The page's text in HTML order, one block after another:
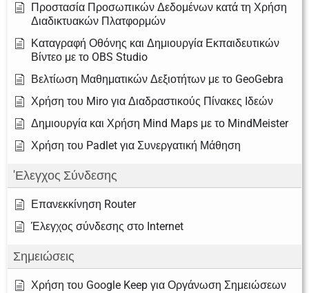
Προστασία Προσωπικών Δεδομένων κατά τη Χρήση
Διαδικτυακών Πλατφορμών
Καταγραφή Οθόνης και Δημιουργία Εκπαιδευτικών
Βίντεο με το OBS Studio
Βελτίωση Μαθηματικών Δεξιοτήτων με το GeoGebra
Χρήση του Miro για Διαδραστικούς Πίνακες Ιδεών
Δημιουργία και Χρήση Mind Maps με το MindMeister
Χρήση του Padlet για Συνεργατική Μάθηση
'Ελεγχος Σύνδεσης
Επανεκκίνηση Router
Έλεγχος σύνδεσης στο Internet
Σημειώσεις
Χρήση του Google Keep για Οργάνωση Σημειώσεων